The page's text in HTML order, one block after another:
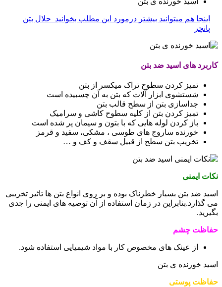
اینجا هم میتوانید بیشتر درمورد این مطلب بخوانید حلال بتن
پانچر
کاربرد های اسید ضد بتن
تمیز کردن سطوح تراک میکسر از بتن
شستشوی ابزار آلات که بتن به آن چسبیده است
جداسازی بتن از سطح قالب بتن
تمیز کردن بتن از کلیه سطوح کاشی و سرامیک
باز کردن لوله هایی که با بتون و سیمان پر شده است
خورنده ساروج های طوسی ، مشکی، سفید و قرمز
تخریب بتن سطح از قبیل سقف و کف و …
نکات ایمنی
اسید ضد بتن بسیار خطرناک بوده و بر روی انواع بتن ها تاثیر تخریبی
می گذارد.بنابراین در زمان استفاده از آن توصیه های ایمنی را جدی
بگیرید.
حفاظت چشم
از عینک های مخصوص کار با مواد شیمیایی استفاده شود.
اسید خورنده ی بتن
حفاظت پوستی